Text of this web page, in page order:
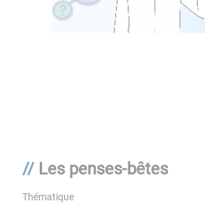
Les penses-bêtes
Thématique